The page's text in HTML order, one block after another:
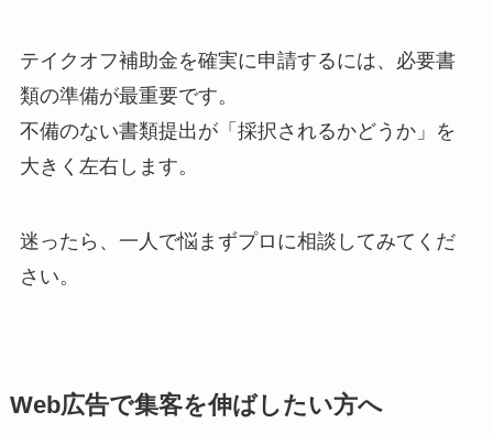
テイクオフ補助金を確実に申請するには、必要書
類の準備が最重要です。
不備のない書類提出が「採択されるかどうか」を
大きく左右します。
迷ったら、一人で悩まずプロに相談してみてくだ
さい。
Web広告で集客を伸ばしたい方へ